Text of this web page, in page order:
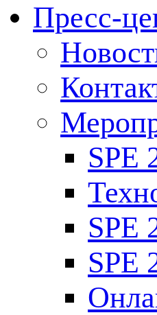
Пресс-
SPE
SPE
SPE